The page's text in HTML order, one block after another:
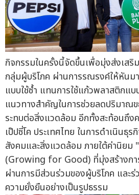
กิจกรรมในครั้งนี้จัดขึ้นเพื่อมุ่งส่งเสริ
กลุ่มผู้บริโภค ผ่านการรณรงค์ให้หัน
แบบใช้ซ้ำ แทนการใช้แก้วพลาสติกแบ
แนวทางสำคัญในการช่วยลดปริมาณ
ระทบต่อสิ่งแวดล้อม อีกทั้งสะท้อนถึง
เป๊ปซี่โค ประเทศไทย ในการดำเนินธุ
สังคมและสิ่งแวดล้อม ภายใต้ค่านิยม
(Growing for Good) ที่มุ่งสร้างกา
ผ่านการมีส่วนร่วมของผู้บริโภค และ
ความยั่งยืนอย่างเป็นรูปธรรม